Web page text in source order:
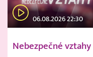
06.08.2026 22:30
Nebezpečné vztahy